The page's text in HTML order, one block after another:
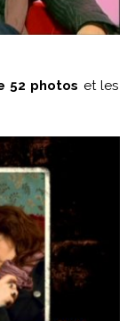
52 photos et les